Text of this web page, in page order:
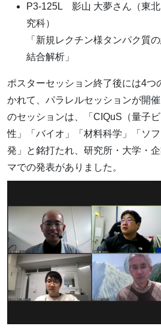
P3-125L 影山 大夢さん（東
究科）
「新規レクチン様タンパク質
結合解析」
ポスターセッション終了後には4つ
かれて、パラレルセッションが開
のセッションは、「CIQuS（量子
性」「バイオ」「材料科学」「ソ
発」と銘打たれ、研究所・大学・
マでの発表がありました。